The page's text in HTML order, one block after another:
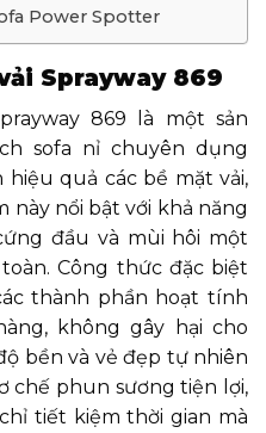
Power Spotter
Sprayway 869
869 là một sản
sofa nỉ chuyên dụng
quả các bề mặt vải,
này nổi bật với khả năng
đầu và mùi hôi một
Công thức đặc biệt
thành phần hoạt tính
không gây hại cho
bền và vẻ đẹp tự nhiên
chế phun sương tiện lợi,
tiết kiệm thời gian mà